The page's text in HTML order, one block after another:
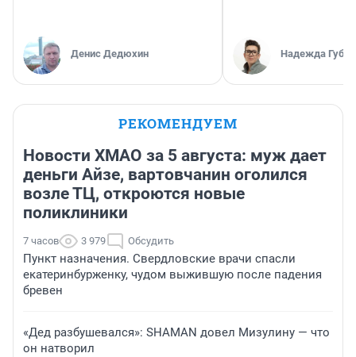
Денис Дедюхин Надежда
РЕКОМЕНДУЕМ
Новости ХМАО за 5 августа: муж дает
деньги Айзе, вартовчанин оголился
возле ТЦ, откроются новые
поликлиники
7 часов 3 979 Обсудить
Пункт назначения. Свердловские врачи спасли
екатеринбурженку, чудом выжившую после падения
бревен
«Дед разбушевался»: SHAMAN довел Мизулину — что
он натворил